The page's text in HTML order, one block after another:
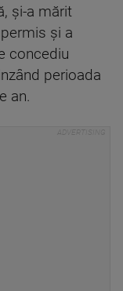
și-a mărit
și a
concediu
perioada
an.